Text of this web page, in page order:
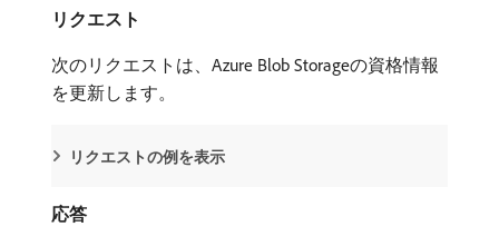
リクエスト
次のリクエストは、Azure Blob Storageの資格情報
を更新します。
リクエストの例を表示
応答